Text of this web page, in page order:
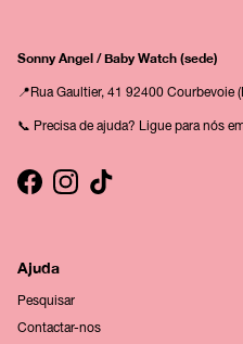
Sonny Angel / Baby Watch (sede)
📍Rua Gaultier, 41 92400 Courbevoie
📞 Precisa de ajuda? Ligue para nós
Facebook
Instagram
TikTok
Ajuda
Pesquisar
Contactar-nos